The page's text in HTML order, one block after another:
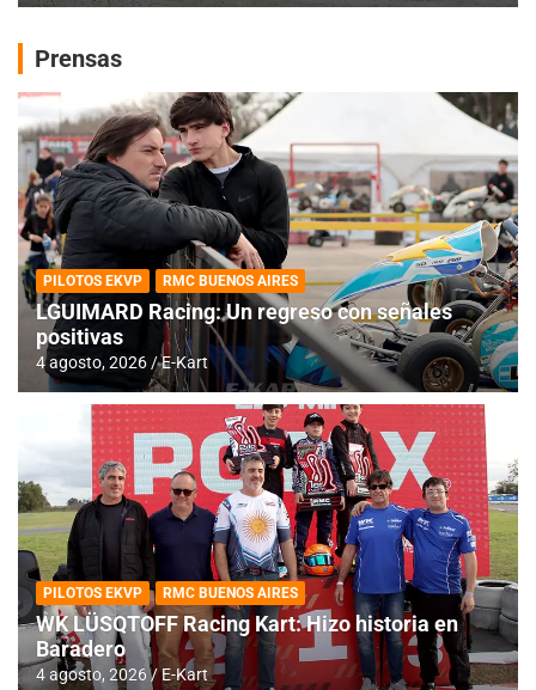
Prensas
PILOTOS EKVP RMC BUENOS AIRES
LGUIMARD Racing: Un regreso con señales
positivas
4 agosto, 2026 E-Kart
PILOTOS EKVP RMC BUENOS AIRES
WK LÜSQTOFF Racing Kart: Hizo historia en
Baradero
4 agosto, 2026 E-Kart